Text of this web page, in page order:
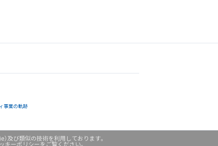
及び類似の技術を利用しております。
キーポリシーをご覧ください。
事業の軌跡